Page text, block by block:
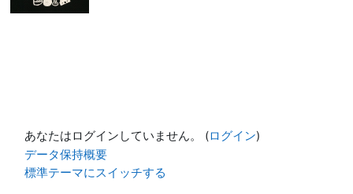
あなたはログインしていません。 (ログイン)
データ保持概要
標準テーマにスイッチする